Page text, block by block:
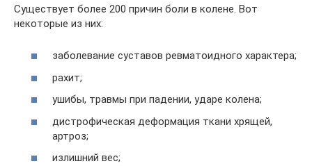
Существует более 200 причин боли в колене. Вот
некоторые из них:
заболевание суставов ревматоидного характера;
рахит;
ушибы, травмы при падении, ударе колена;
дистрофическая деформация ткани хрящей,
артроз;
излишний вес;